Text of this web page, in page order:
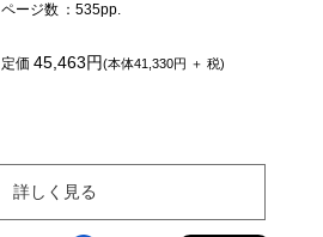
ページ数 ：535pp.
定価45,463円(本体41,330円 ＋ 税)
詳しく見る